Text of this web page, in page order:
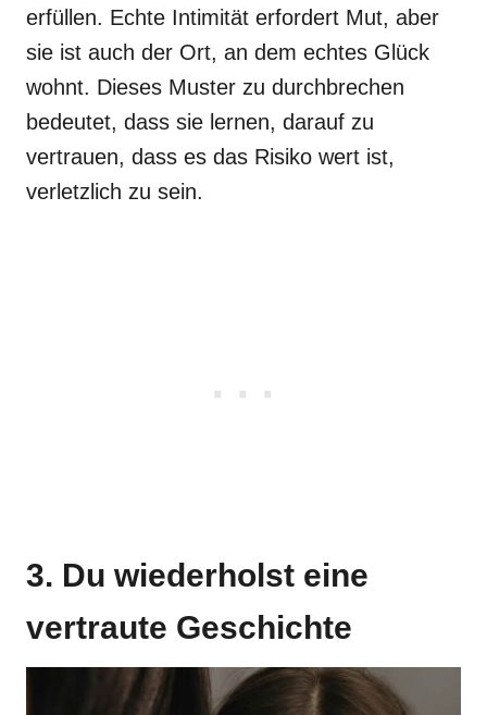
erfüllen. Echte Intimität erfordert Mut, aber
sie ist auch der Ort, an dem echtes Glück
wohnt. Dieses Muster zu durchbrechen
bedeutet, dass sie lernen, darauf zu
vertrauen, dass es das Risiko wert ist,
verletzlich zu sein.
3. Du wiederholst eine
vertraute Geschichte